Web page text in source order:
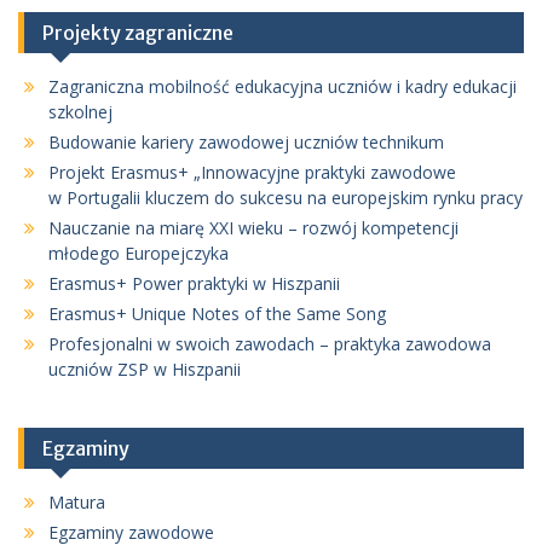
Projekty zagraniczne
Zagraniczna mobilność edukacyjna uczniów i kadry edukacji
szkolnej
Budowanie kariery zawodowej uczniów technikum
Projekt Erasmus+ „Innowacyjne praktyki zawodowe
w Portugalii kluczem do sukcesu na europejskim rynku pracy
Nauczanie na miarę XXI wieku – rozwój kompetencji
młodego Europejczyka
Erasmus+ Power praktyki w Hiszpanii
Erasmus+ Unique Notes of the Same Song
Profesjonalni w swoich zawodach – praktyka zawodowa
uczniów ZSP w Hiszpanii
Egzaminy
Matura
Egzaminy zawodowe